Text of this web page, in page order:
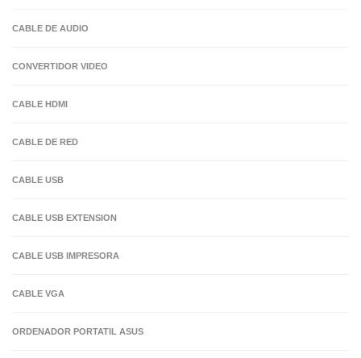
CABLE DE AUDIO
CONVERTIDOR VIDEO
CABLE HDMI
CABLE DE RED
CABLE USB
CABLE USB EXTENSION
CABLE USB IMPRESORA
CABLE VGA
ORDENADOR PORTATIL ASUS